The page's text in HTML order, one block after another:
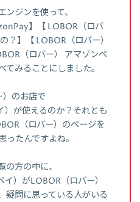
ジンを使って、
】【 LOBOR（ロバ
】【 LOBOR（ロバー）
（ロバー） アマゾンペ
みることにしました。
のお店で
が使えるのか？それとも
（ロバー）のページを
たんですよね。
方の中に、
）がLOBOR（ロバー）
疑問に思っている人がいる